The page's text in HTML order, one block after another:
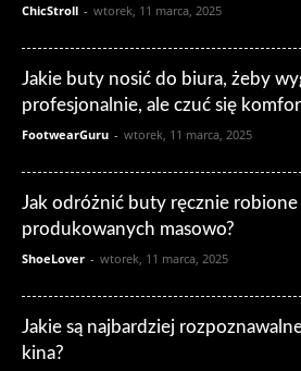
ChicStroll - wtorek, 11 marca, 2025
Jakie buty nosić do biura, żeby
profesjonalnie, ale czuć się
FootwearGuru - wtorek, 11 marca, 2025
Jak odróżnić buty ręcznie
produkowanych masowo?
ShoeLover - wtorek, 11 marca, 2025
Jakie są najbardziej
kina?